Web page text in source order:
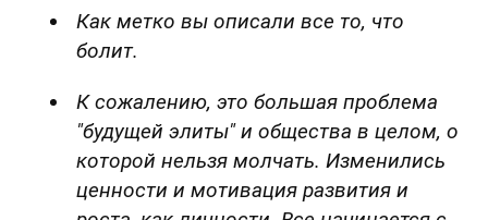
Как метко вы описали все то, что
болит.
К сожалению, это большая проблема
"будущей элиты" и общества в целом, о
которой нельзя молчать. Изменились
ценности и мотивация развития и